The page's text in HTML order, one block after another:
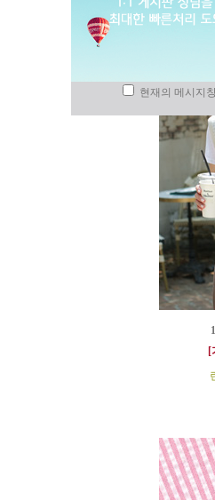
[
현재의 메시지